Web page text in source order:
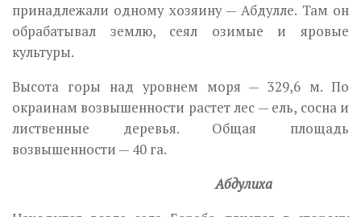
принадлежали одному хозяину — Абдулле. Там он
обрабатывал землю, сеял озимые и яровые
культуры.
Высота горы над уровнем моря — 329,6 м. По
окраинам возвышенности растет лес — ель, сосна и
лиственные деревья. Общая площадь
возвышенности — 40 га.
Абдулиха